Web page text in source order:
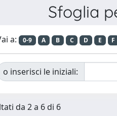
Sfoglia
a: 0-9 A B C D E F
o inserisci le iniziali:
da 2 a 6 di 6